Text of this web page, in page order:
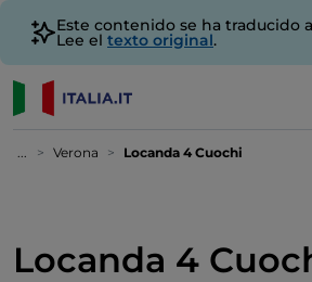
Este contenido se ha traducido
Lee el texto original.
... Verona Locanda 4 Cuochi
Locanda 4